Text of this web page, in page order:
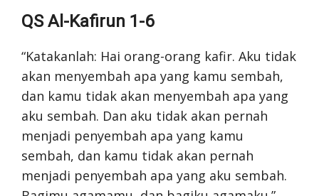
QS Al-Kafirun 1-6
“Katakanlah: Hai orang-orang kafir. Aku tidak
akan menyembah apa yang kamu sembah,
dan kamu tidak akan menyembah apa yang
aku sembah. Dan aku tidak akan pernah
menjadi penyembah apa yang kamu
sembah, dan kamu tidak akan pernah
menjadi penyembah apa yang aku sembah.